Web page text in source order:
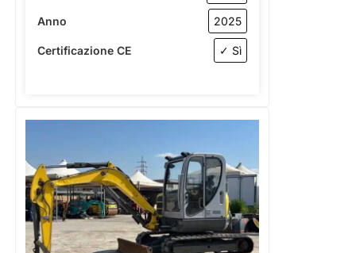
Anno 2025
Certificazione CE ✓ Sì